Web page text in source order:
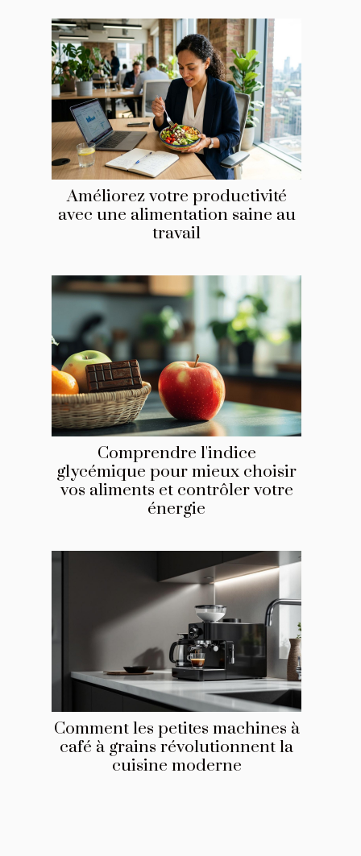
Améliorez votre productivité
avec une alimentation saine au
travail
Comprendre l'indice
glycémique pour mieux choisir
vos aliments et contrôler votre
énergie
Comment les petites machines à
café à grains révolutionnent la
cuisine moderne